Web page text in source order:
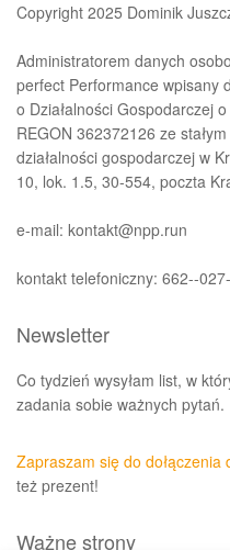
Copyright 2025 Dominik
Administratorem danych
perfect Performance wpisany
o Działalności Gospodarczej
REGON 362372126 ze
działalności gospodarczej w
10, lok. 1.5, 30-554, poczta
e-mail: kontakt@npp.run
kontakt telefoniczny: 662--
Newsletter
Co tydzień wysyłam list, w
zadania sobie ważnych pytań.
Zapraszam się do dołączenia
też prezent!
Ważne strony